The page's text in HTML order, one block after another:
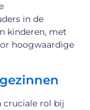
in de
kinderen, met
hoogwaardige
cruciale rol bij